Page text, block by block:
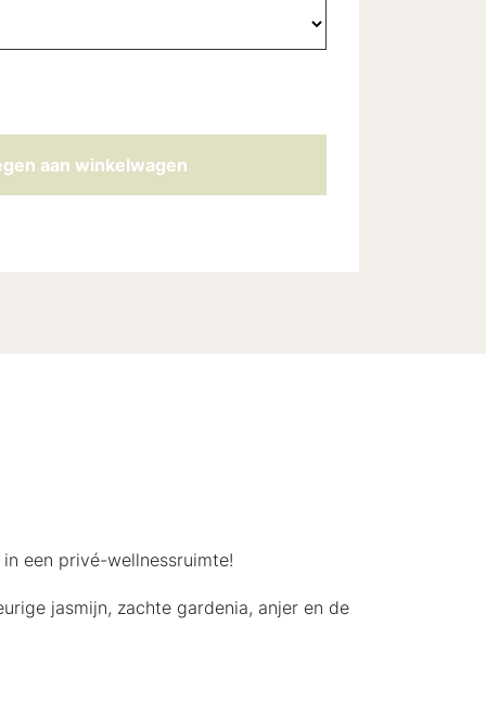
aan winkelwagen
een privé-wellnessruimte!
jasmijn, zachte gardenia, anjer en de